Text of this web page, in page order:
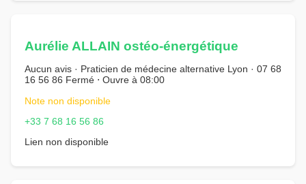
Aurélie ALLAIN ostéo-énergétique
Aucun avis · Praticien de médecine alternative Lyon · 07 68
16 56 86 Fermé ⋅ Ouvre à 08:00
Note non disponible
+33 7 68 16 56 86
Lien non disponible